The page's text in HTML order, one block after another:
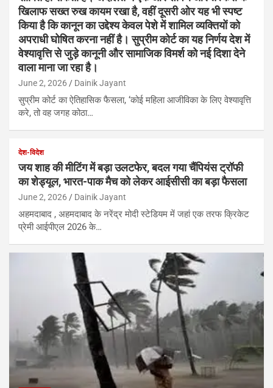
खिलाफ सख्त रुख कायम रखा है, वहीं दूसरी ओर यह भी स्पष्ट
किया है कि कानून का उद्देश्य केवल पेशे में शामिल व्यक्तियों को
अपराधी घोषित करना नहीं है। सुप्रीम कोर्ट का यह निर्णय देश में
वेश्यावृत्ति से जुड़े कानूनी और सामाजिक विमर्श को नई दिशा देने
वाला माना जा रहा है।
June 2, 2026 Dainik Jayant
सुप्रीम कोर्ट का ऐतिहासिक फैसला, ‘कोई महिला आजीविका के लिए वेश्यावृत्ति
करे, तो वह जगह कोठा…
देश-विदेश
जय शाह की मीटिंग में बड़ा उलटफेर, बदल गया चैंपियंस ट्रॉफी
का शेड्यूल, भारत-पाक मैच को लेकर आईसीसी का बड़ा फैसला
June 2, 2026 Dainik Jayant
अहमदाबाद , अहमदाबाद के नरेंद्र मोदी स्टेडियम में जहां एक तरफ क्रिकेट
प्रेमी आईपीएल 2026 के…